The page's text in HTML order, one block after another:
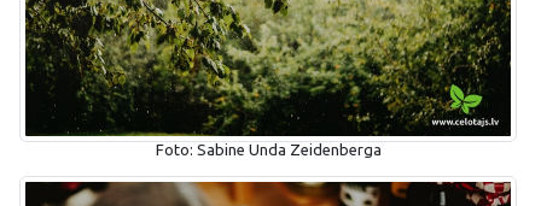
Foto: Sabine Unda Zeidenberga